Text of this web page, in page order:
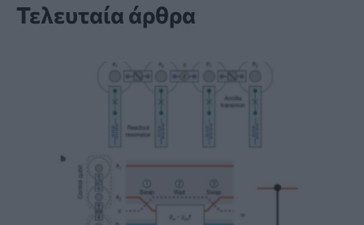
Τελευταία άρθρα